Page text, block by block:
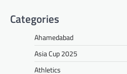
Categories
Ahamedabad
Asia Cup 2025
Athletics